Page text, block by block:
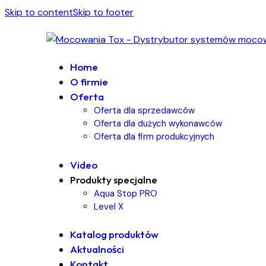
Skip to contentSkip to footer
Home
O firmie
Oferta
Oferta dla sprzedawców
Oferta dla dużych wykonawców
Oferta dla firm produkcyjnych
Video
Produkty specjalne
Aqua Stop PRO
Level X
Katalog produktów
Aktualności